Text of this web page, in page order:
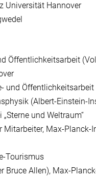
Universität Hannover
Öffentlichkeitsarbeit
und
(Albert-Einstein-
und Weltraum“
Mitarbeiter, Max-
Tourismus
Bruce Allen), Max-